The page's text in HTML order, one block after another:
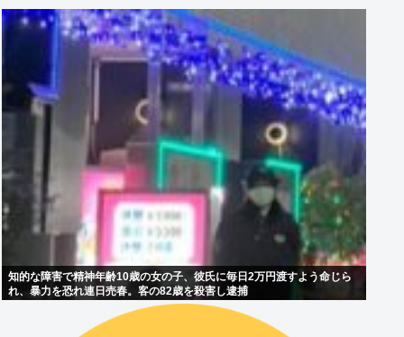
知的な障害で精神年齢10歳の女の子、彼氏に毎日2万円渡すよう命じら
れ、暴力を恐れ連日売春。客の82歳を殺害し逮捕